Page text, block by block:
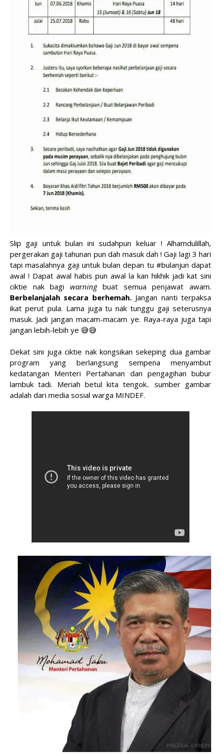
Slip gaji untuk bulan ini sudahpun keluar ! Alhamdulillah,
pergerakan gaji tahunan pun dah masuk dah ! Gaji lagi 3 hari
tapi masalahnya gaji untuk bulan depan tu #bulanjun dapat
awal ! Dapat awal habis pun awal la kan hikhik jadi kat sini
ciktie nak bagi warningbuat semua penjawat awam.
Berbelanjalah secara berhemah. Jangan nanti terpaksa
ikat perut pula. Lama juga tu nak tunggu gaji seterusnya
masuk. Jadi jangan macam-macam ye. Raya-raya juga tapi
jangan lebih-lebih ye 😅😅
Dekat sini juga ciktie nak kongsikan sekeping dua gambar
program yang berlangsung sempena menyambut
kedatangan Menteri Pertahanan dan pengagihan bubur
lambuk tadi. Meriah betul kita tengok.. sumber gambar
adalah dari media sosial warga MINDEF.